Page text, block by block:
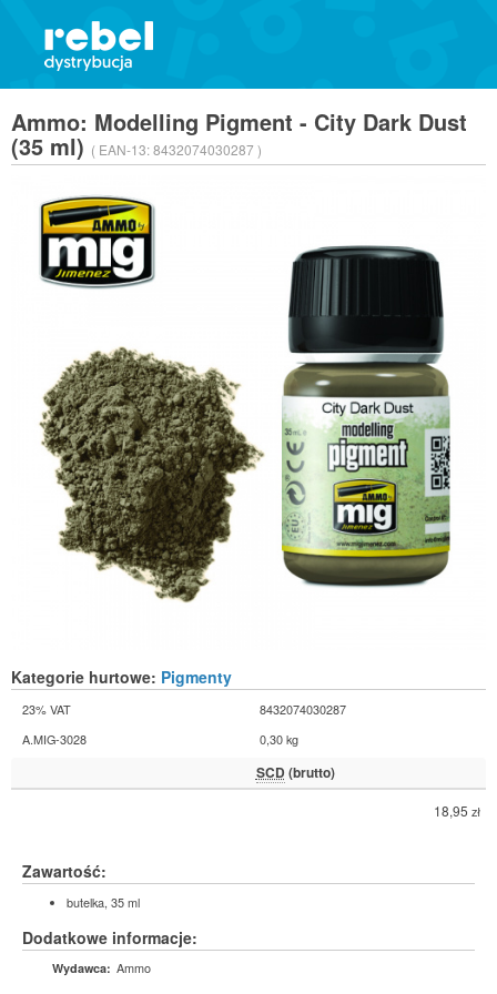
Ammo: Modelling Pigment - City Dark Dust
(35 ml) ( EAN-13:8432074030287 )
Kategorie hurtowe: Pigmenty
23% VAT
8432074030287
A.MIG-3028
0,30 kg
SCD (brutto)
18,95 zł
Zawartość:
butelka, 35 ml
Dodatkowe informacje:
Wydawca: Ammo